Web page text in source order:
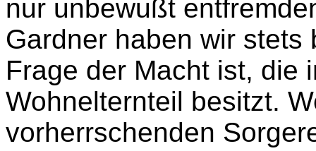
nur unbewußt
Gardner haben wir stets
Frage der Macht ist, die
Wohnelternteil besitzt.
vorherrschenden